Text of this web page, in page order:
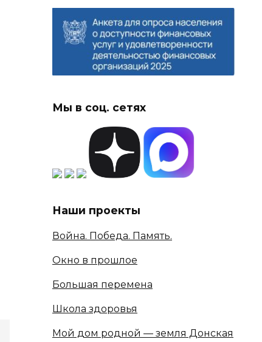
Мы в соц. сетях
Наши проекты
Война. Победа. Память.
Окно в прошлое
Большая перемена
Школа здоровья
Мой дом родной — земля Донская